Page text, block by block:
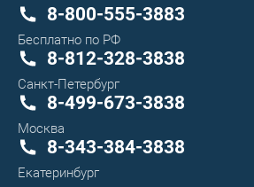
8-800-555-3883
Бесплатно по РФ
8-812-328-3838
Санкт-Петербург
8-499-673-3838
Москва
8-343-384-3838
Екатеринбург